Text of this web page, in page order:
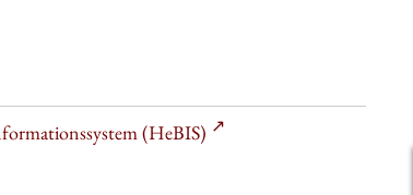
(HeBIS)